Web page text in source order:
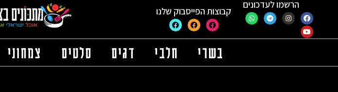
הרשמו לעדכונים
קבוצות הפייסבוק שלנו
בשרי חלבי דגים סלטים צמחוני